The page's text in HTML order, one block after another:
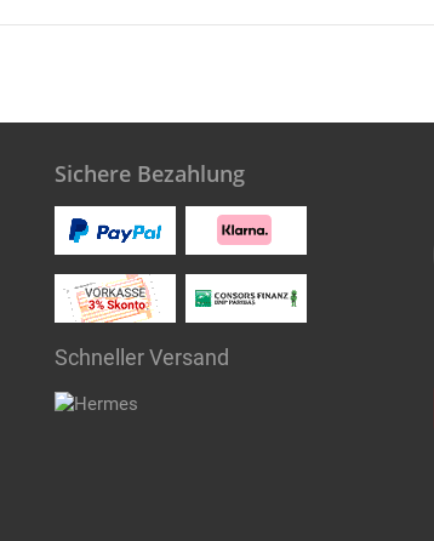
Sichere Bezahlung
Schneller Versand